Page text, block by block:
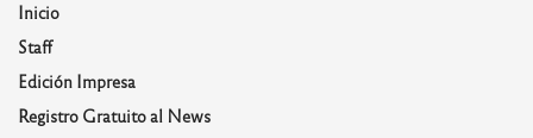
Inicio
Staff
Edición Impresa
Registro Gratuito al News